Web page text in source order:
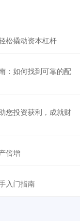
松撬动资本杠杆
：如何找到可靠的配
您投资获利，成就财
倍增
入门指南